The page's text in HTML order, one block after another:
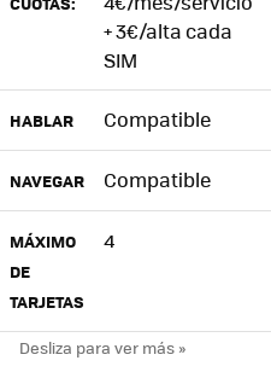
+ 3€/alta cada
SIM
HABLAR Compatible
NAVEGAR Compatible
MÁXIMO
DE
TARJETAS
4